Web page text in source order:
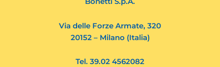
Via delle Forze Armate, 320
20152 – Milano (Italia)
Tel. 39.02 4562082